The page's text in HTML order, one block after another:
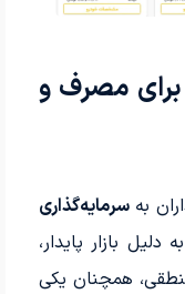
برای مصرف و
بهسرمایه‌گذاری
هم فکر می‌کنند. پژو 405 به دلیل بازار پایدار،
همچنان یکی